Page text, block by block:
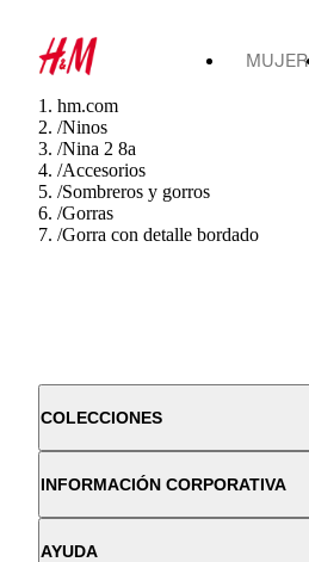
MUJER
hm.com
/Ninos
/Nina 2 8a
/Accesorios
/Sombreros y gorros
/Gorras
/Gorra con detalle bordado
COLECCIONES
INFORMACIÓN CORPORATIVA
AYUDA